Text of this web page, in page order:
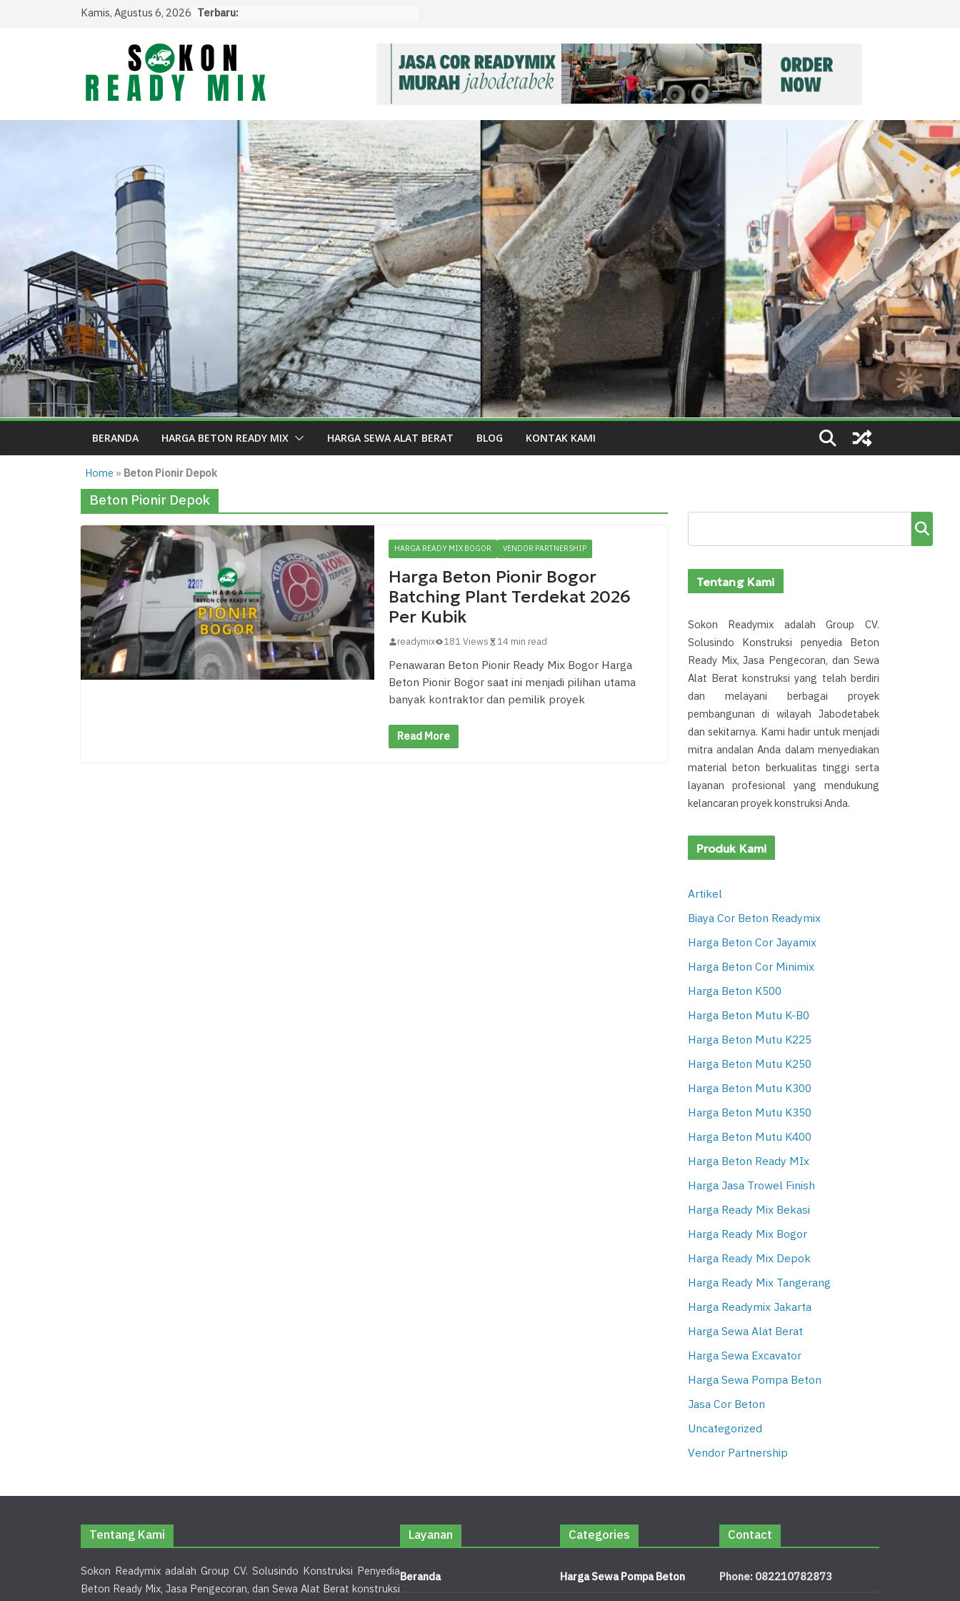
Kamis, Agustus 6, 2026 Terbaru:
BERANDA HARGA BETON READY MIX HARGA SEWA ALAT BERAT BLOG KONTAK KAMI
Home » Beton Pionir Depok
Beton Pionir Depok
HARGA READY MIX BOGOR VENDOR PARTNERSHIP
Harga Beton Pionir Bogor
Batching Plant Terdekat 2026
Per Kubik
readymix 181 Views 14 min read
Penawaran Beton Pionir Ready Mix Bogor Harga
Beton Pionir Bogor saat ini menjadi pilihan utama
banyak kontraktor dan pemilik proyek
Read More
Cari
Tentang Kami
Sokon Readymix adalah Group CV.
Solusindo Konstruksi penyedia Beton
Ready Mix, Jasa Pengecoran, dan Sewa
Alat Berat konstruksi yang telah berdiri
dan melayani berbagai proyek
pembangunan di wilayah Jabodetabek
dan sekitarnya. Kami hadir untuk menjadi
mitra andalan Anda dalam menyediakan
material beton berkualitas tinggi serta
layanan profesional yang mendukung
kelancaran proyek konstruksi Anda.
Produk Kami
Artikel
Biaya Cor Beton Readymix
Harga Beton Cor Jayamix
Harga Beton Cor Minimix
Harga Beton K500
Harga Beton Mutu K-B0
Harga Beton Mutu K225
Harga Beton Mutu K250
Harga Beton Mutu K300
Harga Beton Mutu K350
Harga Beton Mutu K400
Harga Beton Ready MIx
Harga Jasa Trowel Finish
Harga Ready Mix Bekasi
Harga Ready Mix Bogor
Harga Ready Mix Depok
Harga Ready Mix Tangerang
Harga Readymix Jakarta
Harga Sewa Alat Berat
Harga Sewa Excavator
Harga Sewa Pompa Beton
Jasa Cor Beton
Uncategorized
Vendor Partnership
Tentang Kami
Sokon Readymix adalah Group CV. Solusindo Konstruksi Penyedia
Beton Ready Mix, Jasa Pengecoran, dan Sewa Alat Berat konstruksi
Layanan
Beranda
Categories
Harga Sewa Pompa Beton
Contact
Phone: 082210782873